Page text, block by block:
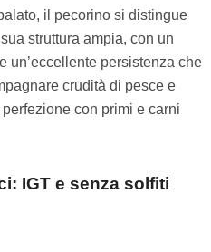
il pecorino si distingue
struttura ampia, con un
un’eccellente persistenza che
crudità di pesce e
con primi e carni
IGT e senza solfiti